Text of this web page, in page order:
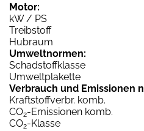
Motor:
kW / PS
Treibstoff
Hubraum
Umweltnormen:
Schadstoffklasse
Umweltplakette
Verbrauch und Emissionen
Kraftstoffverbr. komb.
CO2-Emissionen komb.
CO2-Klasse